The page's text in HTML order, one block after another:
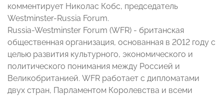
комментирует Николас Кобс, председатель
Westminster-Russia Forum.
Russia-Westminster Forum (WFR) - британская
общественная организация, основанная в 2012 году с
целью развития культурного, экономического и
политического понимания между Россией и
Великобританией. WFR работает с дипломатами
двух стран, Парламентом Королевства и всеми